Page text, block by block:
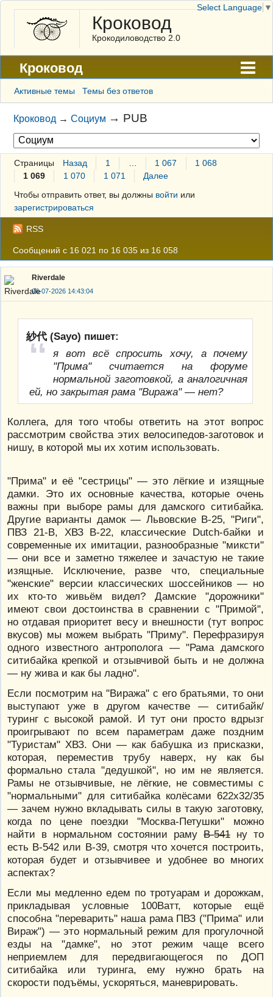
Кроковод
Крокодиловодство 2.0
Кроковод
Форум
Архив
ГАЛЕРЕЯ
Правила
Поиск
Регистрация
Вход
Активные темы Темы без ответов
Кроковод →Социум → PUB
Страницы Назад 1 1 067
1 068
1 069
1 070 1 071
Далее
Чтобы отправить ответ, вы должны войти или
зарегистрироваться
RSS
Сообщений с 16 021 по 16 035 из 16 058
Riverdale
06-07-2026 14:43:04
紗代 (Sayo) пишет:
я вот всё спросить хочу, а почему
"Прима" считается на форуме
нормальной заготовкой, а аналогичная
ей, но закрытая рама "Виража" — нет?
Коллега, для того чтобы ответить на этот вопрос
рассмотрим свойства этих велосипедов-заготовок и
нишу, в которой мы их хотим использовать.
"Прима" и её "сестрицы" — это лёгкие и изящные
дамки. Это их основные качества, которые очень
важны при выборе рамы для дамского ситибайка.
Другие варианты дамок — Львовские В-25, "Риги",
ПВЗ 21-В, ХВЗ В-22, классические Dutch-байки и
современные их имитации, разнообразные "миксти"
— они все и заметно тяжелее и зачастую не такие
изящные. Исключение, разве что, специальные
"женские" версии классических шоссейников — но
их кто-то живьём видел? Дамские "дорожники"
имеют свои достоинства в сравнении с "Примой",
но отдавая приоритет весу и внешности (тут вопрос
вкусов) мы можем выбрать "Приму". Перефразируя
одного известного антрополога — "Рама дамского
ситибайка крепкой и отзывчивой быть и не должна
— ну жива и как бы ладно".
Если посмотрим на "Виража" с его братьями, то они
выступают уже в другом качестве — ситибайк/
туринг с высокой рамой. И тут они просто вдрызг
проигрывают по всем параметрам даже поздним
"Туристам" ХВЗ. Они — как бабушка из присказки,
которая, переместив трубу наверх, ну как бы
формально стала "дедушкой", но им не является.
Рамы не отзывчивые, не лёгкие, не совместимы с
"нормальными" для ситибайка колёсами 622х32/35
— зачем нужно вкладывать силы в такую заготовку,
когда по цене поездки "Москва-Петушки" можно
найти в нормальном состоянии рамуВ-541 ну то
есть В-542 или В-39, смотря что хочется построить,
которая будет и отзывчивее и удобнее во многих
аспектах?
Если мы медленно едем по тротуарам и дорожкам,
прикладывая условные 100Ватт, которые ещё
способна "переварить" наша рама ПВЗ ("Прима" или
Вираж") — это нормальный режим для прогулочной
езды на "дамке", но этот режим чаще всего
неприемлем для передвигающегося по ДОП
ситибайка или туринга, ему нужно брать на
скорости подъёмы, ускоряться, маневрировать.
Select Language ▼